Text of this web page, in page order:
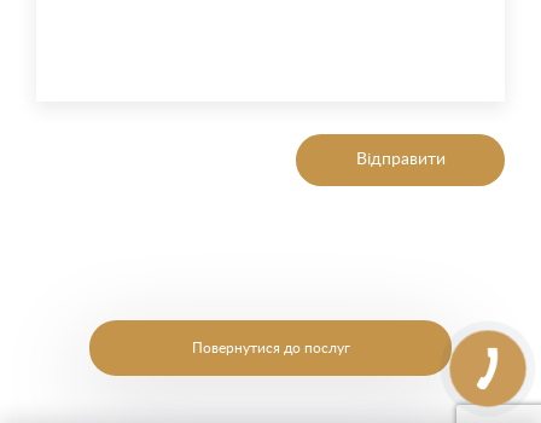
Відправити
Повернутися до послуг